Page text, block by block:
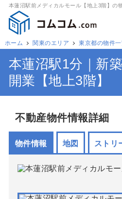
本蓮沼駅前メディカルモール【地上3階】の
ホーム 関東のエリア 東京都の物件
本蓮沼駅1分｜新
開業【地上3階】
不動産物件情報詳細
物件情報 地図 ストリ